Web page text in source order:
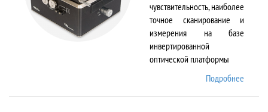
чувствительность, наиболее
точное сканирование и
измерения на базе
инвертированной
оптической платформы
Подробнее